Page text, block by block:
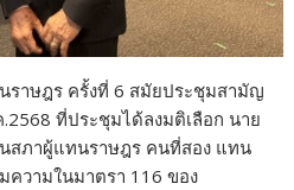
ราษฎร ครั้งที่ 6 สมัยประชุมสามัญ
ที่ประชุมได้ลงมติเลือก นาย
สภาผู้แทนราษฎร คนที่สอง แทน
ความในมาตรา 116 ของ